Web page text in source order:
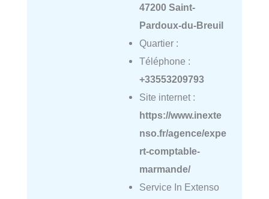
47200 Saint-
Pardoux-du-Breuil
Quartier :
Téléphone :
+33553209793
Site internet :
https://www.inexte
nso.fr/agence/expe
rt-comptable-
marmande/
Service In Extenso